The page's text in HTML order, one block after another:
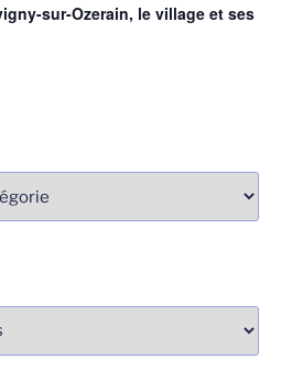
sur-Ozerain, le village et ses